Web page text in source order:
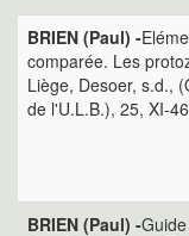
BRIEN (Paul) -
comparée. Les
Liège, Desoer, s.d.,
de l'U.L.B.), 25, XI-
BRIEN (Paul) -